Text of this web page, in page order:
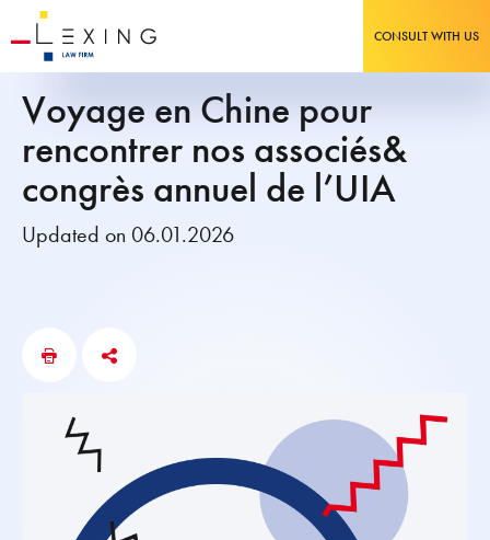
CONSULT WITH US
Voyage en Chine pour
rencontrer nos associés&
congrès annuel de l’UIA
Updated on 06.01.2026